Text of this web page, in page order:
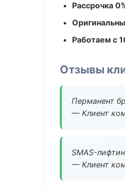
Рассрочка
Работаем с
Отзывы
Перманент
— Клиент
SMAS-
— Клиент